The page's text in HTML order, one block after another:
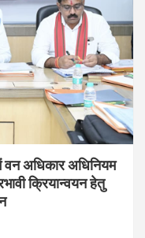
वन अधिकार अधिनियम
क्रियान्वयन हेतु